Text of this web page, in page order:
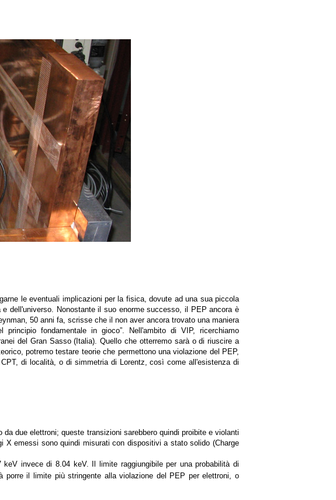
le eventuali implicazioni per la fisica, dovute ad una sua piccola
dell'universo. Nonostante il suo enorme successo, il PEP ancora è
50 anni fa, scrisse che il non aver ancora trovato una maniera
fondamentale in gioco”. Nell'ambito di VIP, ricerchiamo
del Gran Sasso (Italia). Quello che otterremo sarà o di riuscire a
potremo testare teorie che permettono una violazione del PEP,
di località, o di simmetria di Lorentz, così come all'esistenza di
due elettroni; queste transizioni sarebbero quindi proibite e violanti
X emessi sono quindi misurati con dispositivi a stato solido (Charge
invece di 8.04 keV. Il limite raggiungibile per una probabilità di
porre il limite più stringente alla violazione del PEP per elettroni, o